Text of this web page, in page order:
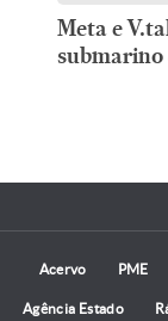
Meta e
submarino
Acervo PME
Agência Estado